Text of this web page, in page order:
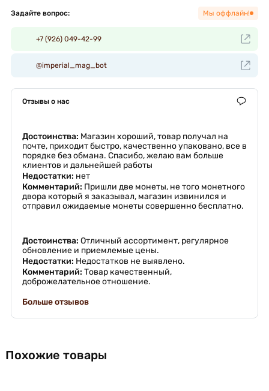
Задайте вопрос: Мы оффлайн!
+7 (926) 049-42-99
@imperial_mag_bot
Отзывы о нас
Достоинства: Магазин хороший, товар получал на
почте, приходит быстро, качественно упаковано, все в
порядке без обмана. Спасибо, желаю вам больше
клиентов и дальнейшей работы
Недостатки: нет
Комментарий: Пришли две монеты, не того монетного
двора который я заказывал, магазин извинился и
отправил ожидаемые монеты совершенно бесплатно.
Достоинства: Отличный ассортимент, регулярное
обновление и приемлемые цены.
Недостатки: Недостатков не выявлено.
Комментарий: Товар качественный,
доброжелательное отношение.
Больше отзывов
Похожие товары